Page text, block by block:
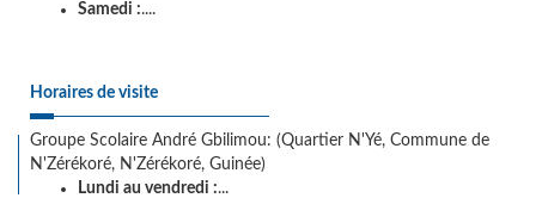
Samedi :....
Horaires de visite
Groupe Scolaire André Gbilimou: (Quartier N'Yé, Commune de
N'Zérékoré, N'Zérékoré, Guinée)
Lundi au vendredi :...